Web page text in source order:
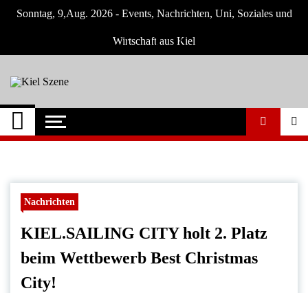
Skip
Sonntag, 9,Aug. 2026 - Events, Nachrichten, Uni, Soziales und
Wirtschaft aus Kiel
Kiel Szene
Neuigkeiten und Nachrichten aus Kiel und
Umgebung
Nachrichten
KIEL.SAILING CITY holt 2. Platz
beim Wettbewerb Best Christmas
City!